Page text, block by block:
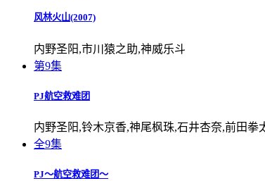
风林火山(2007)
内野圣阳,市川猿之助,神威乐斗
第9集
PJ航空救难团
内野圣阳,铃木京香,神尾枫珠,石井杏奈,前田
全9集
PJ～航空救难团～